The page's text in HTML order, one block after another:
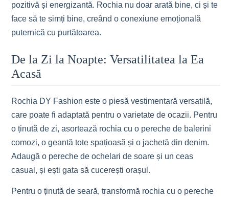
pozitivă și energizantă. Rochia nu doar arată bine, ci și te
face să te simți bine, creând o conexiune emoțională
puternică cu purtătoarea.
De la Zi la Noapte: Versatilitatea la Ea
Acasă
Rochia DY Fashion este o piesă vestimentară versatilă,
care poate fi adaptată pentru o varietate de ocazii. Pentru
o ținută de zi, asortează rochia cu o pereche de balerini
comozi, o geantă tote spațioasă și o jachetă din denim.
Adaugă o pereche de ochelari de soare și un ceas
casual, și ești gata să cucerești orașul.
Pentru o ținută de seară, transformă rochia cu o pereche